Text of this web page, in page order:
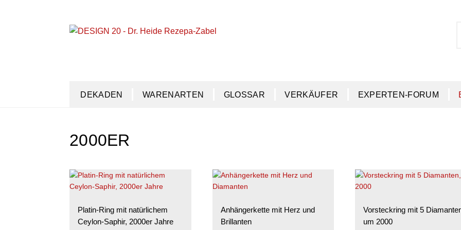
Zur
Zum
DEKADEN WARENARTEN GLOSSAR VERKÄUFER EXPERTEN-FORUM
2000ER
Platin-Ring mit natürlichem
Ceylon-Saphir, 2000er Jahre
Anhängerkette mit Herz und
Brillanten
Vorsteckring mit 5
um 2000